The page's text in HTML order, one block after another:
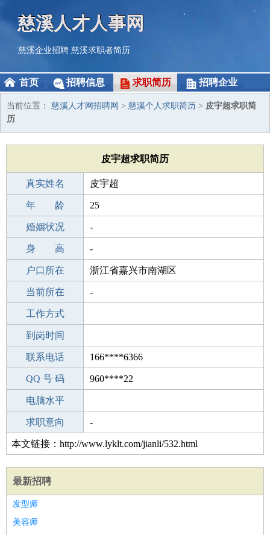
慈溪人才人事网
慈溪企业招聘 慈溪求职者简历
首页 招聘信息 求职简历 招聘企业
当前位置： 慈溪人才网招聘网 > 慈溪个人求职简历 > 皮宇超求职简
历
皮宇超求职简历
真实姓名 皮宇超
性 别 男
年 龄 25
出生年月 2001-07-28
婚姻状况 -
学 历 高中
身 高 -
毕业学校 成都第三十一中学
户口所在 浙江省嘉兴市南湖区
所学专业 -
当前所在 -
工作经验
工作方式
驾 照
到岗时间
期望月薪
联系电话 166****6366
手机号码 166****6366
QQ 号 码 960****22
微信号码
电脑水平
外语水平
求职意向 -
本文链接：http://www.lyklt.com/jianli/532.html
最新招聘
发型师
美容师